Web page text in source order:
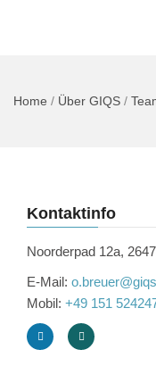
Home / Über GIQS /
Kontaktinfo
Noorderpad 12a,
E-Mail:
Mobil: +49 151